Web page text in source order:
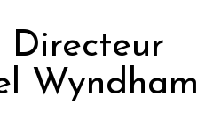
Directeur
Wyndham